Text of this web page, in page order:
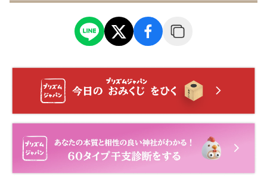
め、少し時間を空けるとスムーズ。著名人参加で子ども連
・ 8月9〜10日 例大祭｜9日はこども神輿、10日は大神輿の
渡御。神事の時間帯は境内周辺がにぎわう。
・ 9月中旬 国司祭｜敬老の日前後の日曜に予定。豊穣祈願
の神事が中心で、落ち着いた雰囲気。
拝殿で二礼二拍手一礼を済ませたら、“龍の爪”ゆかりの場
所へ。譲り合って短く祈る流れで。
白い大鳥居→手水→拝殿→下の宮→授与所の順で反時計回
りに。最後に御朱印やお守りを。
本殿に参拝→裏手の御神木へ。根元は踏まず、軽く一礼し
てから離れて鑑賞。